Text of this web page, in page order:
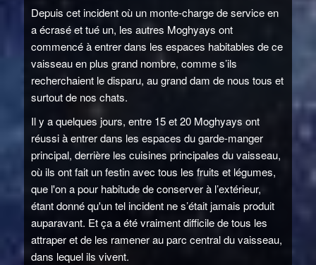
Depuis cet incident où un monte-charge de service en
a écrasé et tué un, les autres Moghyays ont
commencé à entrer dans les espaces habitables de ce
vaisseau en plus grand nombre, comme s’ils
recherchaient le disparu, au grand dam de nous tous et
surtout de nos chats.
Il y a quelques jours, entre 15 et 20 Moghyays ont
réussi à entrer dans les espaces du garde-manger
principal, derrière les cuisines principales du vaisseau,
où ils ont fait un festin avec tous les fruits et légumes,
que l'on a pour habitude de conserver à l’extérieur,
étant donné qu'un tel incident ne s’était jamais produit
auparavant. Et ça a été vraiment difficile de tous les
attraper et de les ramener au parc central du vaisseau,
dans lequel ils vivent.